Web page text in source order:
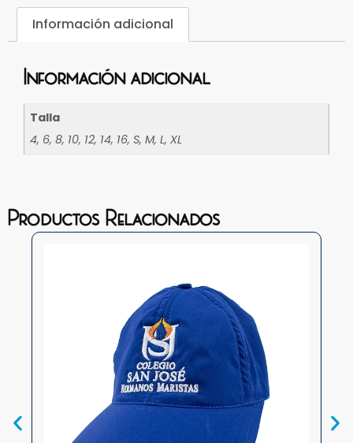
Información adicional
Información adicional
Talla
4, 6, 8, 10, 12, 14, 16, S, M, L, XL
Productos Relacionados